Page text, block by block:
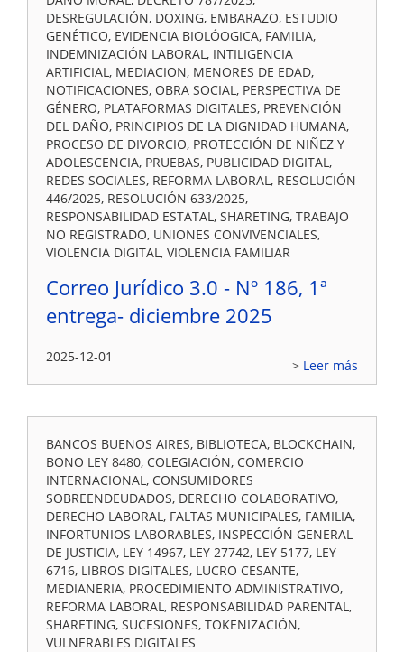
DESREGULACIÓN, DOXING, EMBARAZO, ESTUDIO
GENÉTICO, EVIDENCIA BIOLÓOGICA, FAMILIA,
INDEMNIZACIÓN LABORAL, INTILIGENCIA
ARTIFICIAL, MEDIACION, MENORES DE EDAD,
NOTIFICACIONES, OBRA SOCIAL, PERSPECTIVA DE
GÉNERO, PLATAFORMAS DIGITALES, PREVENCIÓN
DEL DAÑO, PRINCIPIOS DE LA DIGNIDAD HUMANA,
PROCESO DE DIVORCIO, PROTECCIÓN DE NIÑEZ Y
ADOLESCENCIA, PRUEBAS, PUBLICIDAD DIGITAL,
REDES SOCIALES, REFORMA LABORAL, RESOLUCIÓN
446/2025, RESOLUCIÓN 633/2025,
RESPONSABILIDAD ESTATAL, SHARETING, TRABAJO
NO REGISTRADO, UNIONES CONVIVENCIALES,
VIOLENCIA DIGITAL, VIOLENCIA FAMILIAR
Correo Jurídico 3.0 - Nº 186, 1ª
entrega- diciembre 2025
2025-12-01
Leer más
BANCOS BUENOS AIRES, BIBLIOTECA, BLOCKCHAIN,
BONO LEY 8480, COLEGIACIÓN, COMERCIO
INTERNACIONAL, CONSUMIDORES
SOBREENDEUDADOS, DERECHO COLABORATIVO,
DERECHO LABORAL, FALTAS MUNICIPALES, FAMILIA,
INFORTUNIOS LABORABLES, INSPECCIÓN GENERAL
DE JUSTICIA, LEY 14967, LEY 27742, LEY 5177, LEY
6716, LIBROS DIGITALES, LUCRO CESANTE,
MEDIANERIA, PROCEDIMIENTO ADMINISTRATIVO,
REFORMA LABORAL, RESPONSABILIDAD PARENTAL,
SHARETING, SUCESIONES, TOKENIZACIÓN,
VULNERABLES DIGITALES